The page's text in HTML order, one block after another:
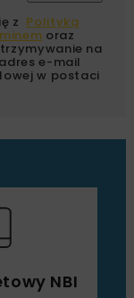
z Polityką
oraz
na
e-mail
w postaci
NBI